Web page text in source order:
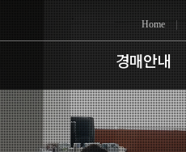
Home |
경매안내